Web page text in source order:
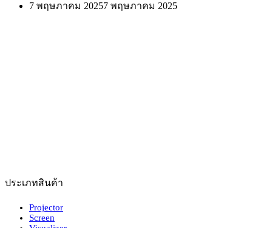
7 พฤษภาคม 20257 พฤษภาคม 2025
ประเภทสินค้า
Projector
Screen